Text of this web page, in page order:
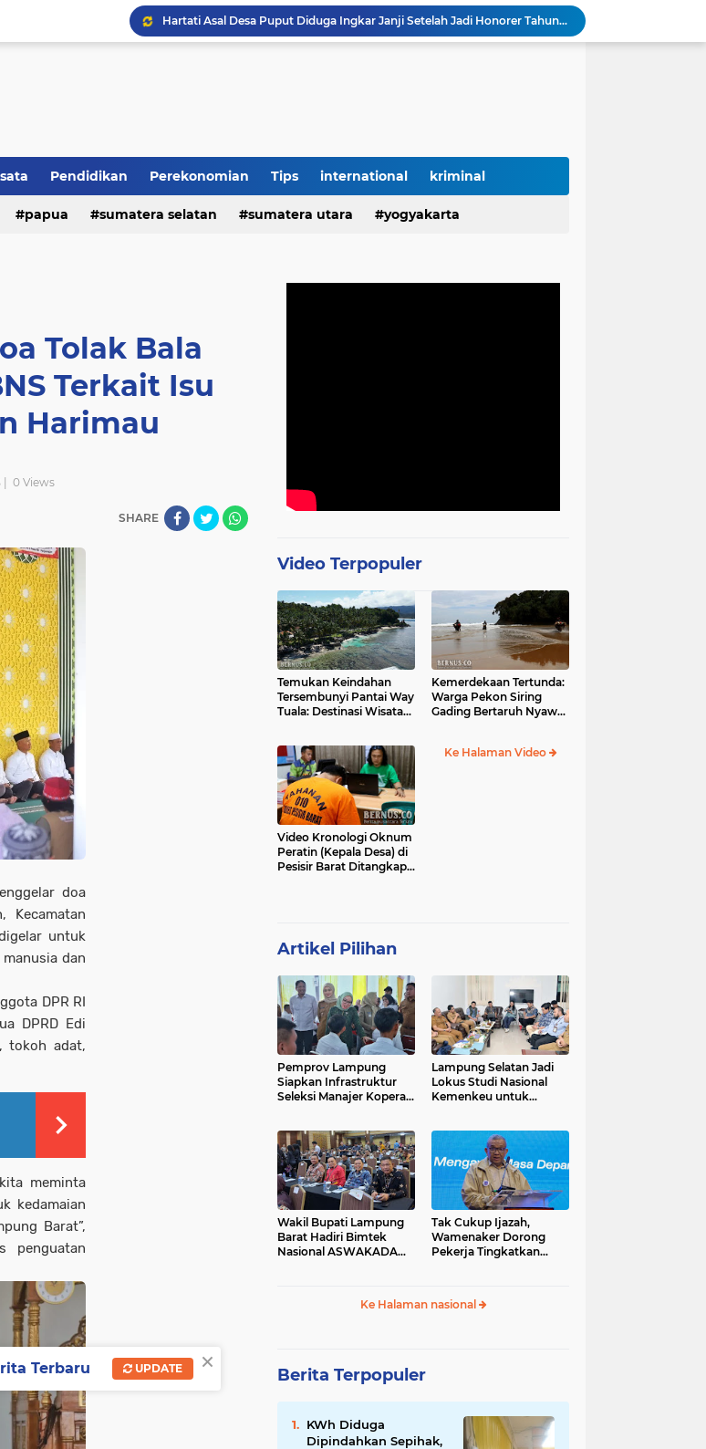
Diduga Ingkar Janji Usai Jadi ASN, Sikap Seorang P3K di Pangkalpinang Picu Kekecewaan Mendalam
Lampung Dapat Jatah 10 Ribu Rumah, Pemerintah Perkuat Program Hunian Rakyat
Hartati Asal Desa Puput Diduga Ingkar Janji Setelah Jadi ASN P3K, Kebaikan Dibalas Kekecewaan
Pendidikan Perekonomian Tips international kriminal
papua sumatera selatan sumatera utara yogyakarta
Tolak Bala
Terkait Isu
Harimau
0Views
SHARE
doa
Kecamatan
untuk
dan
DPR RI
DPRD Edi
tokoh adat,
meminta
kedamaian
Barat”,
penguatan
Video Terpopuler
Temukan Keindahan
Tersembunyi Pantai Way
Tuala: Destinasi Wisata
Kemerdekaan Tertunda:
Warga Pekon Siring
Gading Bertaruh Nyawa
Video Kronologi Oknum
Peratin (Kepala Desa) di
Pesisir Barat Ditangkap
Ke Halaman Video
Artikel Pilihan
Pemprov Lampung
Siapkan Infrastruktur
Seleksi Manajer Koperasi
Lampung Selatan Jadi
Lokus Studi Nasional
Kemenkeu untuk
Wakil Bupati Lampung
Barat Hadiri Bimtek
Nasional ASWAKADA
Tak Cukup Ijazah,
Wamenaker Dorong
Pekerja Tingkatkan
Ke Halaman nasional
Berita Terpopuler
KWh Diduga
Dipindahkan Sepihak,
×
Terbaru UPDATE